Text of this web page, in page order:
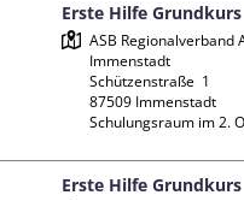
Erste Hilfe Grundkurs
ASB Regionalverband
Immenstadt
Schützenstraße  1
87509 Immenstadt
Schulungsraum im 2.
Erste Hilfe Grundkurs